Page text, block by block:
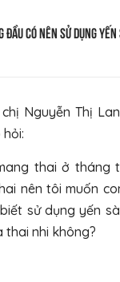
CÓ NÊN SỬ DỤNG
Nguyễn Thị
thai ở tháng
nên tôi muốn
sử dụng yến
thai nhi không?